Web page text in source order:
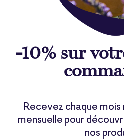
-10% sur
Recevez chaque
mensuelle pour
nos